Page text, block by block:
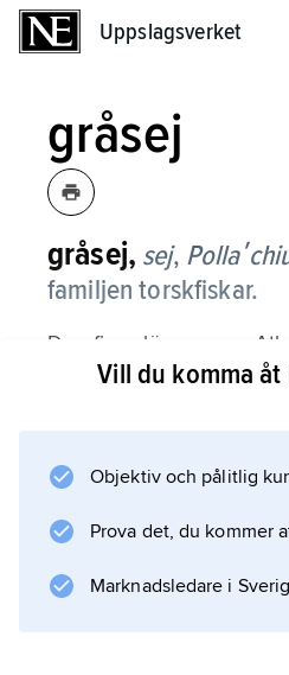
Uppslagsverket
gråsej
gråsej, sej,
familjen torskfiskar.
Den finns längs norra
allmän längs svenska
och två analfenor.
grågrön, sidorna något
Vill du komma
Objektiv och pålitlig
Prova det, du kommer
Marknadsledare i